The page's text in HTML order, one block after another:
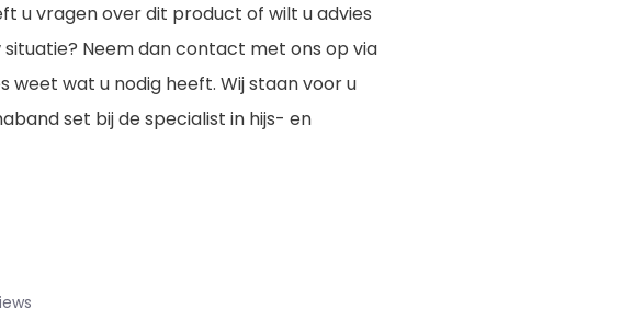
u vragen over dit product of wilt u advies
Neem dan contact met ons op via
wat u nodig heeft. Wij staan voor u
set bij de specialist in hijs- en